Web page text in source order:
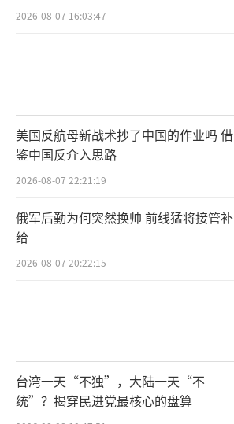
2026-08-07 16:03:47
美国反航母新战术抄了中国的作业吗 借
鉴中国反介入思路
2026-08-07 22:21:19
俄军后勤为何突然换帅 前线猛将接管补
给
2026-08-07 20:22:15
台湾一天“不独”，大陆一天“不
统”？揭穿民进党最核心的盘算